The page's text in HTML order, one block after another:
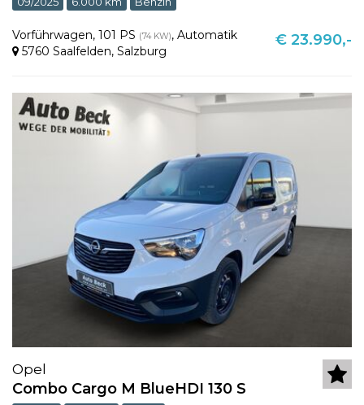
Vorführwagen, 101 PS (74 KW), Automatik
5760 Saalfelden, Salzburg
€ 23.990,-
Opel
Combo Cargo M BlueHDI 130 S